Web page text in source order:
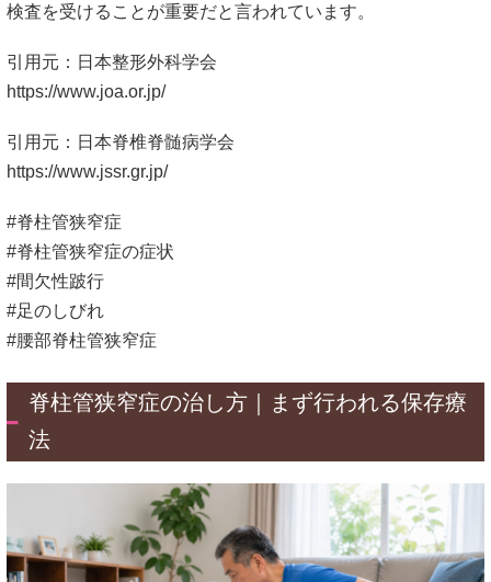
検査を受けることが重要だと言われています。
引用元：日本整形外科学会
https://www.joa.or.jp/
引用元：日本脊椎脊髄病学会
https://www.jssr.gr.jp/
#脊柱管狭窄症
#脊柱管狭窄症の症状
#間欠性跛行
#足のしびれ
#腰部脊柱管狭窄症
脊柱管狭窄症の治し方｜まず行われる保存療
法